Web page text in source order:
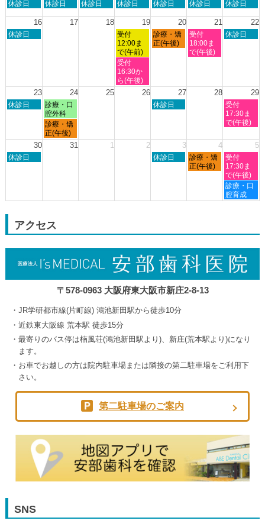
月
日
8
月
休診日
月
休診日
火
休診日
水
8
月
12th
2026
休診日
木
8
月
13th
休診日
金
8
月
14th
2026
休診日
土
8
月
休診日
16 17 18 19 20 21 22
日
2026
休診日
水
曜
日,
8
月
19th
2026
受付
12:00ま
で(午前)
木
曜
2026
診療・矯
正(午後)
金
曜
日,
2026
受付
18:00ま
で(午後)
土
2026
休診日
水
曜
日,
8
受付
16:30か
ら(午後)
23 24 25 26 27 28 29
日
月
2026
休診日
月
曜
日,
8
月
診療・口
腔外科
木
月
2026
休診日
土
曜
日,
月
2026
受付
17:30ま
で(午後)
月
曜
日,
診療・矯
正(午後)
30 31 1 2 3 4 5
日
30th
休診日
木
3rd
休診日
金
曜
4th
診療・矯
正(午後)
土
曜
日,
9
月
5th
受付
17:30ま
で(午後)
土
曜
日,
診療・口
腔育成
アクセス
〒578-0963 大阪府東大阪市新庄2-8-13
JR学研都市線(片町線) 鴻池新田駅から徒歩10分
近鉄東大阪線 荒本駅 徒歩15分
最寄りのバス停は楠風荘(鴻池新田駅より)、新庄(荒本駅より)になり
ます。
お車でお越しの方は院内駐車場または隣接の第二駐車場をご利用下
さい。
第二駐車場のご案内
SNS